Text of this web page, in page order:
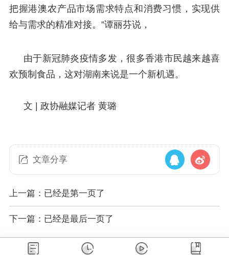
把握港澳农产品市场需求特点和消费习惯，实现供
给与需求的精准对接。”谭丽芬说，
由于新冠肺炎疫情多发，很多香港市民越来越喜
欢预制食品，这对湖南来说是一个新机遇。
文 | 政协融媒记者 黄璐
文章分享
上一篇：已经是第一页了
下一篇：已经是最后一页了